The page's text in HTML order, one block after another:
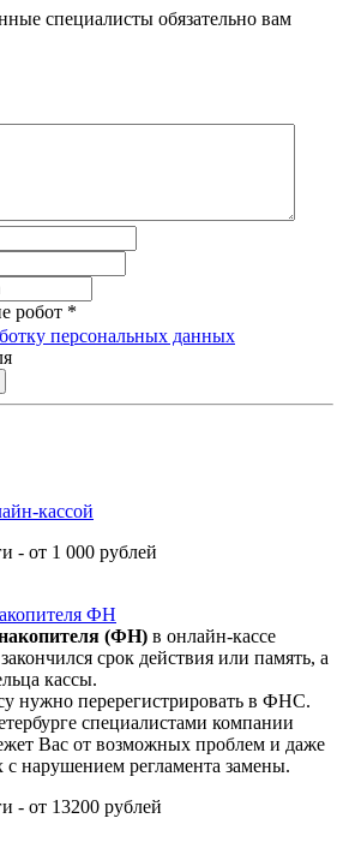
специалисты обязательно вам
робот *
персональных данных
кассой
- от 1 000 рублей
ФН
(ФН) в онлайн-кассе
срок действия или память, а
кассы.
нужно перерегистрировать в ФНС.
специалистами компании
Вас от возможных проблем и даже
нарушением регламента замены.
- от 13200 рублей